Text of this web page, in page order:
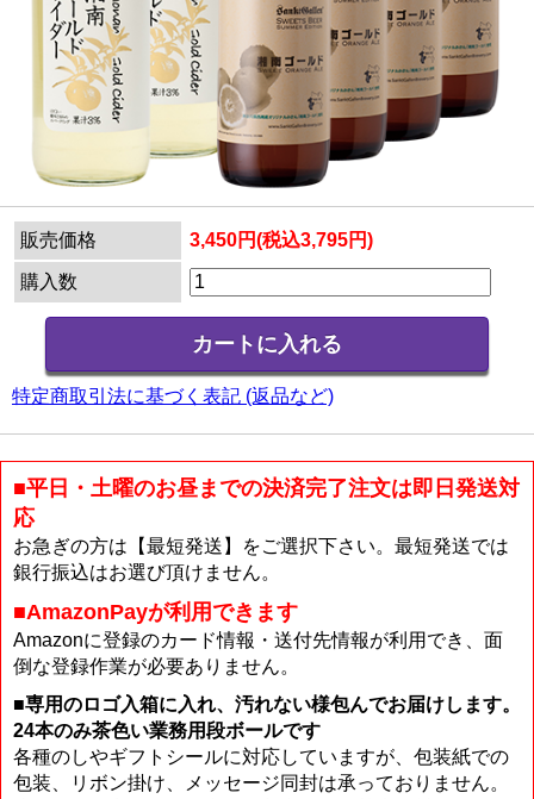
販売価格 3,450円(税込3,795円)
購入数
特定商取引法に基づく表記 (返品など)
■平日・土曜のお昼までの決済完了注文は即日発送対
応
お急ぎの方は【最短発送】をご選択下さい。最短発送では
銀行振込はお選び頂けません。
■AmazonPayが利用できます
Amazonに登録のカード情報・送付先情報が利用でき、面
倒な登録作業が必要ありません。
■専用のロゴ入箱に入れ、汚れない様包んでお届けします。
24本のみ茶色い業務用段ボールです
各種のしやギフトシールに対応していますが、包装紙での
包装、リボン掛け、メッセージ同封は承っておりません。